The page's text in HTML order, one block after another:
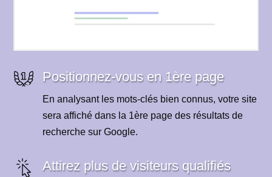
Positionnez-vous en 1ère page
En analysant les mots-clés bien connus, votre site
sera affiché dans la 1ère page des résultats de
recherche sur Google.
Attirez plus de visiteurs qualifiés